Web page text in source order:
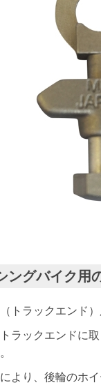
ングバイク用
トラックエンド
ラックエンドに
より、後輪のホ